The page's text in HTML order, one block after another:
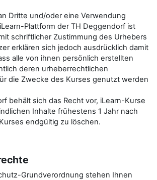
Dritte und/oder eine Verwendung
Plattform der TH Deggendorf ist
schriftlicher Zustimmung des Urhebers
erklären sich jedoch ausdrücklich damit
alle von ihnen persönlich erstellten
deren urheberrechtlichen
die Zwecke des Kurses genutzt werden
behält sich das Recht vor, iLearn-Kurse
Inhalte frühestens 1 Jahr nach
endgültig zu löschen.
Grundverordnung stehen Ihnen